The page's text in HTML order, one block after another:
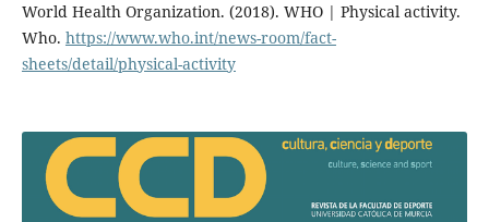
World Health Organization. (2018). WHO | Physical activity.
Who. https://www.who.int/news-room/fact-
sheets/detail/physical-activity